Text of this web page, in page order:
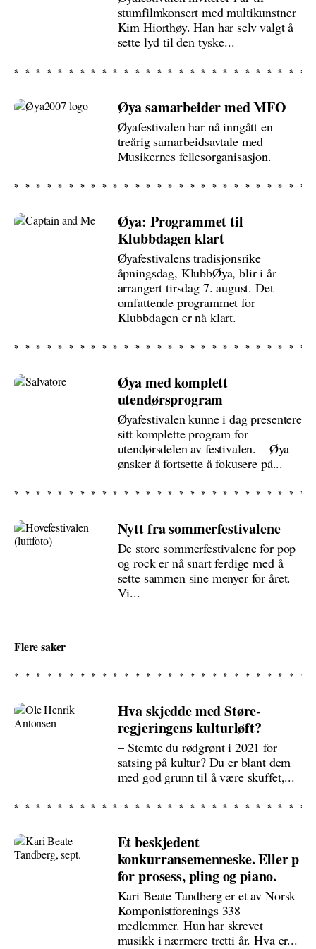
stumfilmkonsert med multikunstner
Kim Hiorthøy. Han har selv valgt å
sette lyd til den tyske...
Øya samarbeider med MFO
Øyafestivalen har nå inngått en
treårig samarbeidsavtale med
Musikernes fellesorganisasjon.
Øya: Programmet til
Klubbdagen klart
Øyafestivalens tradisjonsrike
åpningsdag, KlubbØya, blir i år
arrangert tirsdag 7. august. Det
omfattende programmet for
Klubbdagen er nå klart.
Øya med komplett
utendørsprogram
Øyafestivalen kunne i dag presentere
sitt komplette program for
utendørsdelen av festivalen. – Øya
ønsker å fortsette å fokusere på...
Nytt fra sommerfestivalene
De store sommerfestivalene for pop
og rock er nå snart ferdige med å
sette sammen sine menyer for året.
Vi...
Flere saker
Hva skjedde med Støre-
regjeringens kulturløft?
– Stemte du rødgrønt i 2021 for
satsing på kultur? Du er blant dem
med god grunn til å være skuffet,...
Et beskjedent
konkurransemenneske. Eller p
for prosess, pling og piano.
Kari Beate Tandberg er et av Norsk
Komponistforenings 338
medlemmer. Hun har skrevet
musikk i nærmere tretti år. Hva er...